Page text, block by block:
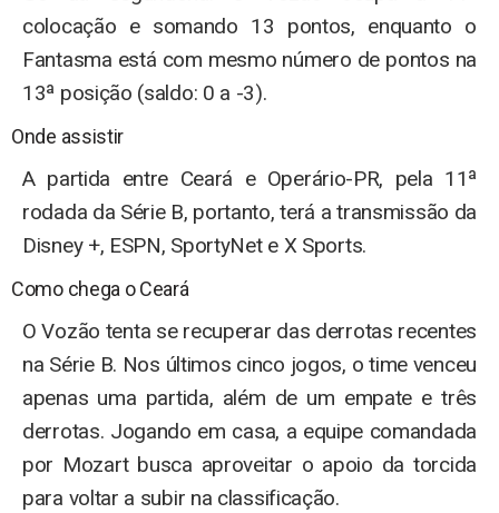
colocação e somando 13 pontos, enquanto o
Fantasma está com mesmo número de pontos na
13ª posição (saldo: 0 a -3).
Onde assistir
A partida entre Ceará e Operário-PR, pela 11ª
rodada da Série B, portanto, terá a transmissão da
Disney +, ESPN, SportyNet e X Sports.
Como chega o Ceará
O Vozão tenta se recuperar das derrotas recentes
na Série B. Nos últimos cinco jogos, o time venceu
apenas uma partida, além de um empate e três
derrotas. Jogando em casa, a equipe comandada
por Mozart busca aproveitar o apoio da torcida
para voltar a subir na classificação.